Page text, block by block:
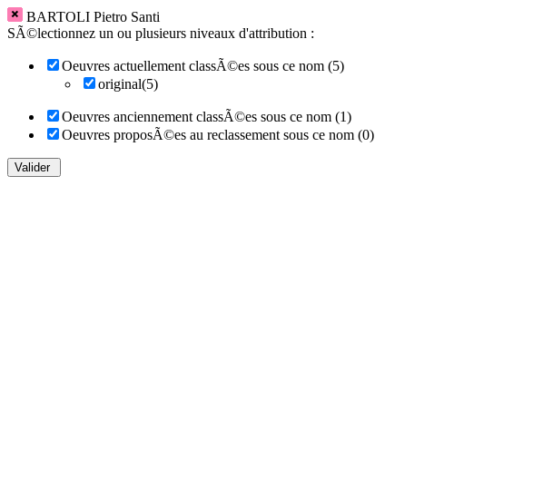
BARTOLI Pietro Santi
SÃ©lectionnez un ou plusieurs niveaux d'attribution :
Oeuvres actuellement classÃ©es sous ce nom (5)
original(5)
Oeuvres anciennement classÃ©es sous ce nom (1)
Oeuvres proposÃ©es au reclassement sous ce nom (0)
Valider